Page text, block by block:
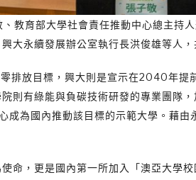
育部大學社會責任推動中心總主持
大永續發展辦公室執行長洪俊雄等人，
放目標，興大則是宣示在2040年提
則有綠能與負碳技術研發的專業團隊
成為國內推動該目標的示範大學。藉
命，更是國內第一所加入「澳亞大學